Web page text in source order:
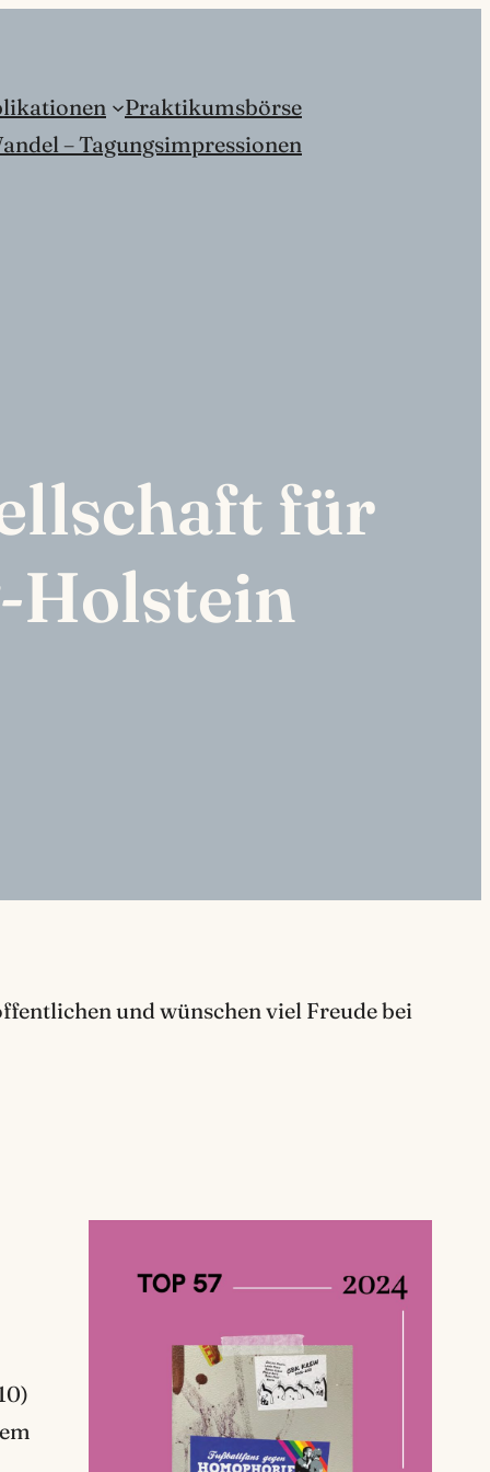
Praktikumsbörse
– Tagungsimpressionen
für
Holstein
und wünschen viel Freude bei